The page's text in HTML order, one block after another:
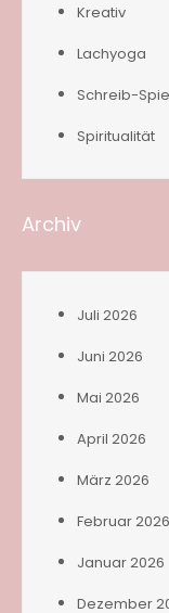
Kreativ
Lachyoga
Schreib-
Spiritualität
Archiv
Juli 2026
Juni 2026
Mai 2026
April 2026
März 2026
Februar 2026
Januar 2026
Dezember